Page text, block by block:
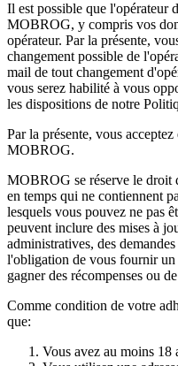
Il est possible que l'opérateur
MOBROG, y compris vos
opérateur. Par la présente,
changement possible de
mail de tout changement
vous serez habilité à vous
les dispositions de notre
Par la présente, vous
MOBROG.
MOBROG se réserve le droit
en temps qui ne contiennent
lesquels vous pouvez ne pas
peuvent inclure des mises à
administratives, des
l'obligation de vous fournir
gagner des récompenses ou
Comme condition de votre
que:
Vous avez au moins 18